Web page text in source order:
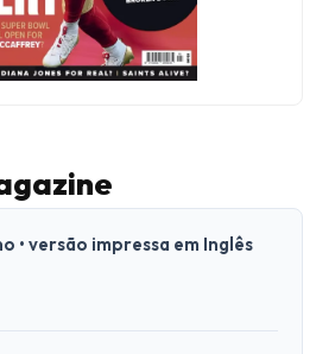
• versão impressa em Inglês